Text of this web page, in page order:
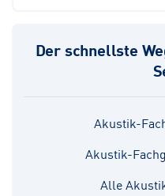
Der schnellste
Akustik-
Akustik-
Alle